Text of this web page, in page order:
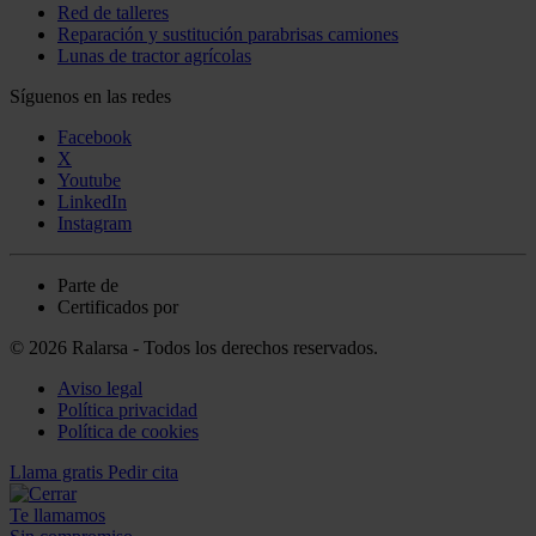
Red de talleres
Reparación y sustitución parabrisas camiones
Lunas de tractor agrícolas
Síguenos en las redes
Facebook
X
Youtube
LinkedIn
Instagram
Parte de
Certificados por
© 2026 Ralarsa - Todos los derechos reservados.
Aviso legal
Política privacidad
Política de cookies
Llama gratis Pedir cita
Te llamamos